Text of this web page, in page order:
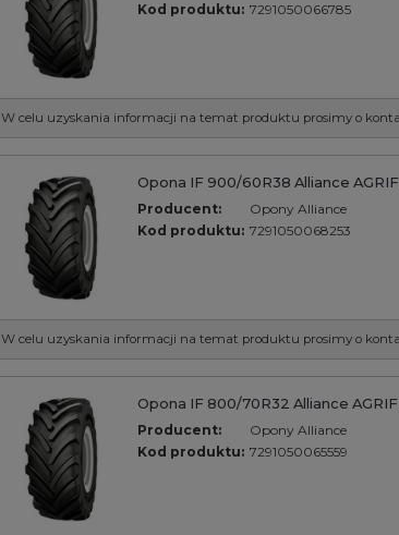
Kod produktu: 7291050066785
W celu uzyskania informacji na temat produktu prosimy o
Opona IF 900/60R38 Alliance
Producent:
Opony Alliance
Kod produktu: 7291050068253
W celu uzyskania informacji na temat produktu prosimy o
Opona IF 800/70R32 Alliance
Producent:
Opony Alliance
Kod produktu: 7291050065559